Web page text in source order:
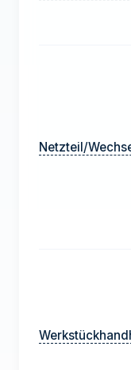
Netzteil/